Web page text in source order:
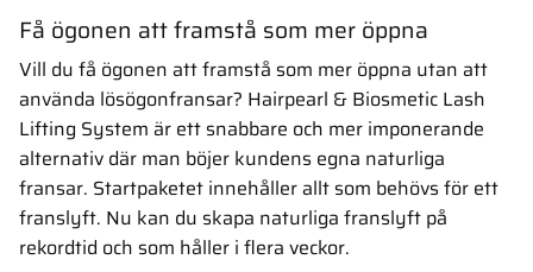
Få ögonen att framstå som mer öppna
Vill du få ögonen att framstå som mer öppna utan att
använda lösögonfransar? Hairpearl & Biosmetic Lash
Lifting System är ett snabbare och mer imponerande
alternativ där man böjer kundens egna naturliga
fransar. Startpaketet innehåller allt som behövs för ett
franslyft. Nu kan du skapa naturliga franslyft på
rekordtid och som håller i flera veckor.